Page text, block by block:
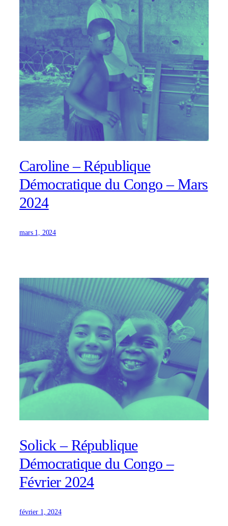
Caroline – République
Démocratique du Congo – Mars
2024
mars 1, 2024
Solick – République
Démocratique du Congo –
Février 2024
février 1, 2024